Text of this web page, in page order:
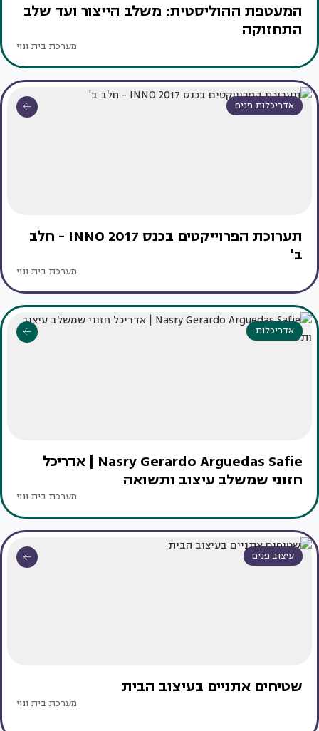
המעטפת ההוליסטית: משלב הייצור ועד שלב
התחזוקה
מערכת בית ונוי
אדריכלות פנים
תערוכת הפרוייקטים בכנס INNO 2017 - חלב
ב'
מערכת בית ונוי
אדריכלות
Nasry Gerardo Arguedas Safie | אדריכל
חזוני שמשלב עיצוב ותשואה
מערכת בית ונוי
עיצוב פנים
שטיחים אתניים בעיצוב הבית
מערכת בית ונוי